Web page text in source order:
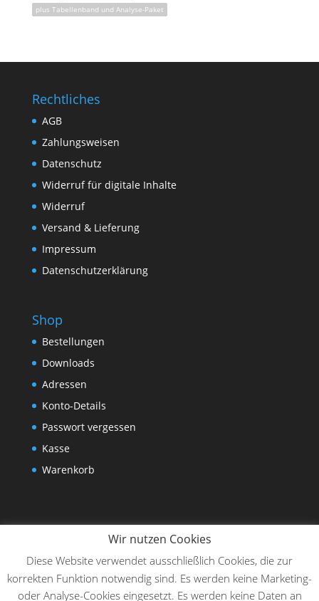
plus Tabellenband und Analyse-Paket
Rechtliches
AGB
Zahlungsweisen
Datenschutz
Widerruf für digitale Inhalte
Widerruf
Versand & Lieferung
Impressum
Datenschutzerklärung
Shop
Bestellungen
Downloads
Adressen
Konto-Details
Passwort vergessen
Kasse
Warenkorb
Wir nutzen Cookies
Diese Website verwendet ausschließlich Cookies, die zur
korrekten Funktion notwendig sind. Es werden keine Marketing-
oder Analyse-Cookies eingesetzt. Es werden keine Daten an